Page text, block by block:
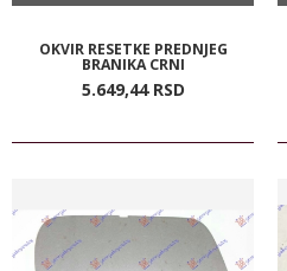
OKVIR RESETKE PREDNJEG
BRANIKA CRNI
5.649,44 RSD